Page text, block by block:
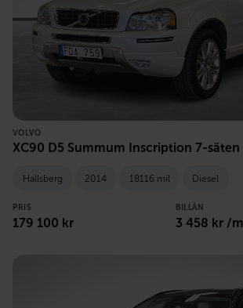
VOLVO
XC90 D5 Summum Inscription 7-säten
Hallsberg 2014 18116 mil Diesel
PRIS
179 100 kr
BILLÅN
3 458 kr /